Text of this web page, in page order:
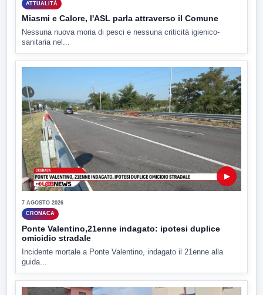
ATTUALITÀ
Miasmi e Calore, l'ASL parla attraverso il Comune
Nessuna nuova moria di pesci e nessuna criticità igienico-
sanitaria nel...
▶
7 AGOSTO 2026
CRONACA
Ponte Valentino,21enne indagato: ipotesi duplice
omicidio stradale
Incidente mortale a Ponte Valentino, indagato il 21enne alla
guida...